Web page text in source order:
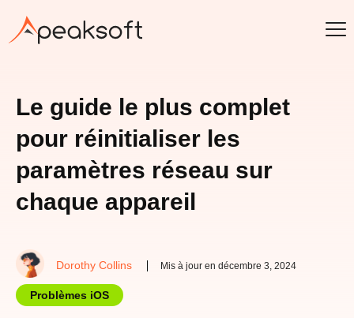
Le guide le plus complet
pour réinitialiser les
paramètres réseau sur
chaque appareil
Dorothy Collins Mis à jour en décembre 3, 2024
Problèmes iOS